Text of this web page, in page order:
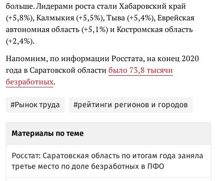
больше. Лидерами роста стали Хабаровский край
(+5,8%), Калмыкия (+5,5%), Тыва (+5,4%), Еврейская
автономная область (+5,1%) и Костромская область
(+2,4%).
Напомним, по информации Росстата, на конец 2020
года в Саратовской области было 73,8 тысячи
безработных.
#Рынок труда #рейтинги регионов и городов
Материалы по теме
Росстат: Саратовская область по итогам года заняла
третье место по доле безработных в ПФО